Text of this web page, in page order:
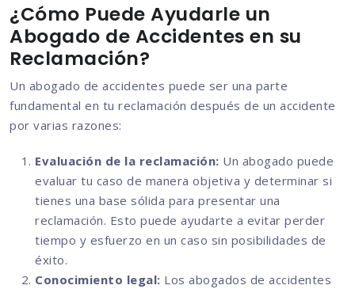
¿Cómo Puede Ayudarle un
Abogado de Accidentes en su
Reclamación?
Un abogado de accidentes puede ser una parte
fundamental en tu reclamación después de un accidente
por varias razones:
Evaluación de la reclamación: Un abogado puede
evaluar tu caso de manera objetiva y determinar si
tienes una base sólida para presentar una
reclamación. Esto puede ayudarte a evitar perder
tiempo y esfuerzo en un caso sin posibilidades de
éxito.
Conocimiento legal: Los abogados de accidentes